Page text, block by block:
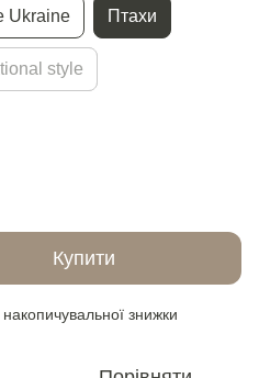
Ukraine Птахи
style
Купити
знижки